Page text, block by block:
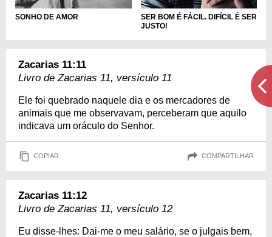
SONHO DE AMOR
SER BOM É FÁCIL. DIFÍCIL É SER
JUSTO!
Zacarias 11:11
Livro de Zacarias 11, versículo 11
Ele foi quebrado naquele dia e os mercadores de
animais que me observavam, perceberam que aquilo
indicava um oráculo do Senhor.
COPIAR COMPARTILHAR
Zacarias 11:12
Livro de Zacarias 11, versículo 12
Eu disse-lhes: Dai-me o meu salário, se o julgais bem,